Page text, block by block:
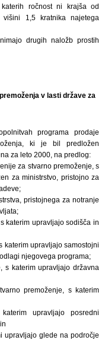
ročnost ni krajša od
1,5 kratnika najetega
drugih naložb prostih
v lasti države za
programa prodaje
ki je bil predložen
za leto 2000, na predlog:
za stvarno premoženje, s
za ministrstvo, pristojno za
pristojnega za notranje
katerim upravljajo sodišča in
katerim upravljajo samostojni
njegovega programa;
s katerim upravljajo državna
premoženje, s katerim
upravljajo posredni
upravljajo glede na področje